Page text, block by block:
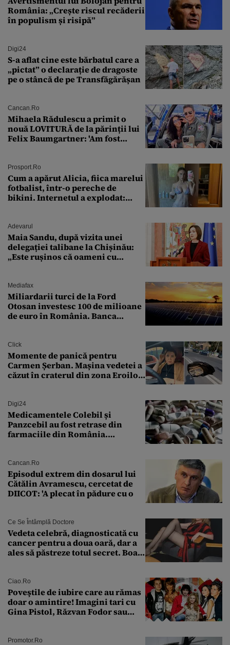
România: „Crește riscul recăderii
în populism și risipă”
Digi24
S-a aflat cine este bărbatul care a
„pictat” o declarație de dragoste
pe o stâncă de pe Transfăgărășan
Cancan.ro
Mihaela Rădulescu a primit o
nouă LOVITURĂ de la părinții lui
Felix Baumgartner: 'Am fost
Prosport.ro
Cum a apărut Alicia, fiica marelui
fotbalist, într-o pereche de
bikini. Internetul a explodat:
Adevarul
Maia Sandu, după vizita unei
delegației talibane la Chișinău:
„Este rușinos că oameni cu
Mediafax
Miliardarii turci de la Ford
Otosan investesc 100 de milioane
de euro în România. Banca
Click
Momente de panică pentru
Carmen Șerban. Mașina vedetei a
căzut în craterul din zona Eroilor:
Digi24
Medicamentele Colebil și
Panzcebil au fost retrase din
farmaciile din România.
Cancan.ro
Episodul extrem din dosarul lui
Cătălin Avramescu, cercetat de
DIICOT: 'A plecat în pădure cu o
Ce Se Întâmplă Doctore
Vedeta celebră, diagnosticată cu
cancer pentru a doua oară, dar a
ales să păstreze totul secret. Boala
Ciao.ro
Poveştile de iubire care au rămas
doar o amintire! Imagini tari cu
Gina Pistol, Răzvan Fodor sau
Promotor.ro